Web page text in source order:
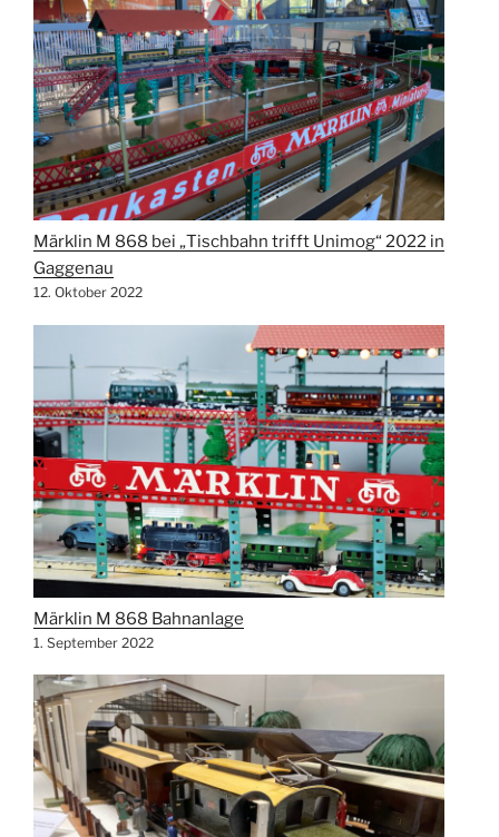
Märklin M 868 bei „Tischbahn trifft Unimog“ 2022 in
Gaggenau
12. Oktober 2022
Märklin M 868 Bahnanlage
1. September 2022